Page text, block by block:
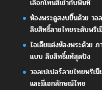
เลือกโทนสีเข้ากับพื้นที่
ห้องพระดูสงบขึ้นด้วย วอ
ลิขสิทธิ์ลายไทยระดับพรีเ
ไอเดียแต่งห้องพระด้วย
แบบ ลิขสิทธิ์แท้สุดปัง
วอลเปเปอร์ลายไทยพรี
และมีเอกลักษณ์ไทย